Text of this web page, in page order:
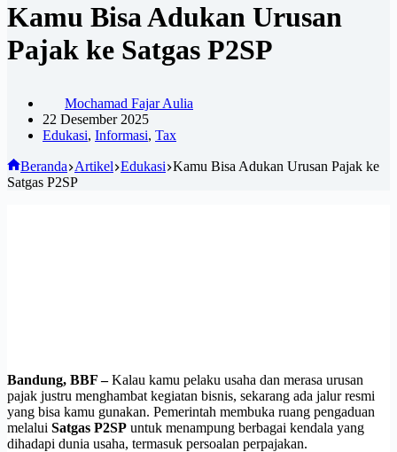
Kamu Bisa Adukan Urusan
Pajak ke Satgas P2SP
Mochamad Fajar Aulia
22 Desember 2025
Edukasi, Informasi, Tax
Beranda Artikel Edukasi Kamu Bisa Adukan Urusan Pajak ke
Satgas P2SP
Bandung, BBF –Kalau kamu pelaku usaha dan merasa urusan
pajak justru menghambat kegiatan bisnis, sekarang ada jalur resmi
yang bisa kamu gunakan. Pemerintah membuka ruang pengaduan
melalui Satgas P2SP untuk menampung berbagai kendala yang
dihadapi dunia usaha, termasuk persoalan perpajakan.